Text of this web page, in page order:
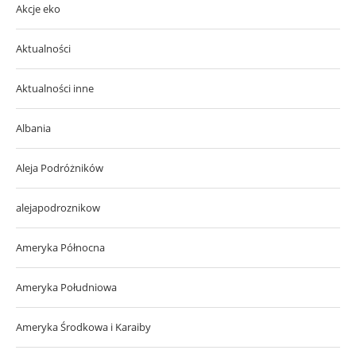
Akcje eko
Aktualności
Aktualności inne
Albania
Aleja Podróżników
alejapodroznikow
Ameryka Północna
Ameryka Południowa
Ameryka Środkowa i Karaiby